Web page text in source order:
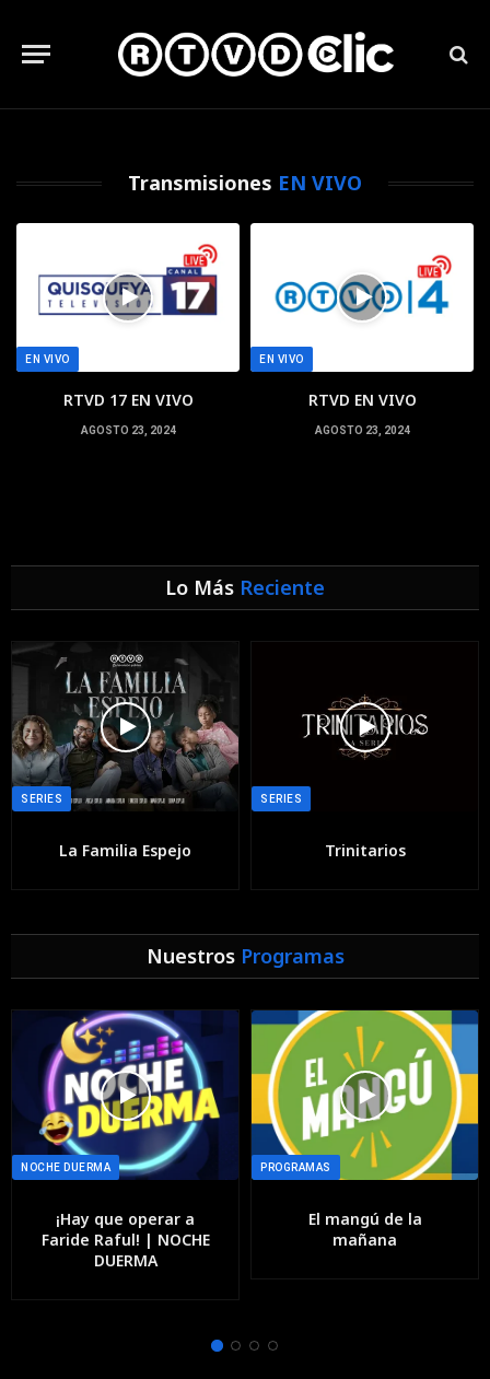
Transmisiones EN VIVO
EN VIVO
RTVD 17 EN VIVO
AGOSTO 23, 2024
EN VIVO
RTVD EN VIVO
AGOSTO 23, 2024
Lo Más Reciente
SERIES
La Familia Espejo
SERIES
Trinitarios
Nuestros Programas
NOCHE DUERMA
¡Hay que operar a
Faride Raful! | NOCHE
DUERMA
PROGRAMAS
El mangú de la
mañana